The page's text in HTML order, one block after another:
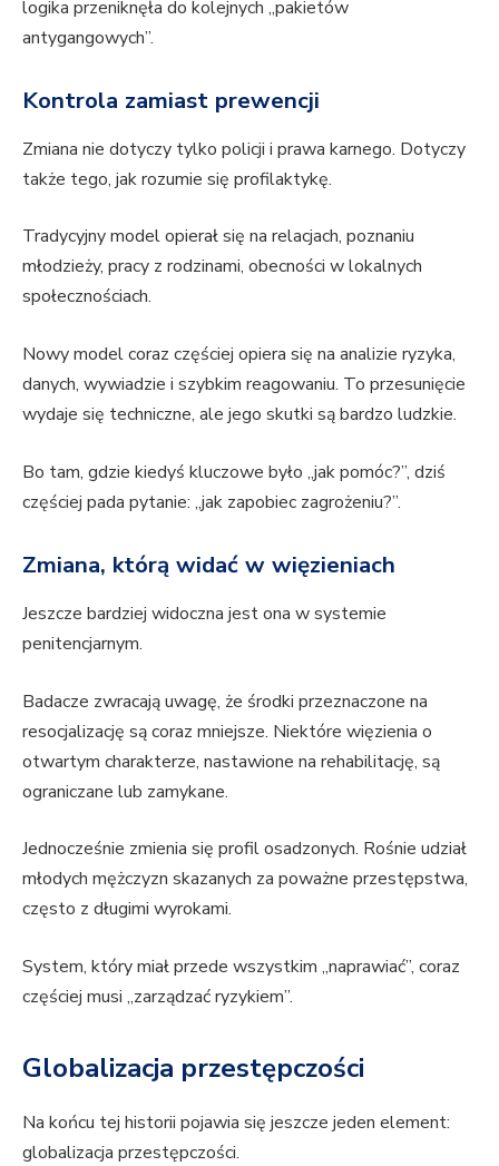
logika przeniknęła do kolejnych „pakietów
antygangowych”.
Kontrola zamiast prewencji
Zmiana nie dotyczy tylko policji i prawa karnego. Dotyczy
także tego, jak rozumie się profilaktykę.
Tradycyjny model opierał się na relacjach, poznaniu
młodzieży, pracy z rodzinami, obecności w lokalnych
społecznościach.
Nowy model coraz częściej opiera się na analizie ryzyka,
danych, wywiadzie i szybkim reagowaniu. To przesunięcie
wydaje się techniczne, ale jego skutki są bardzo ludzkie.
Bo tam, gdzie kiedyś kluczowe było „jak pomóc?”, dziś
częściej pada pytanie: „jak zapobiec zagrożeniu?”.
Zmiana, którą widać w więzieniach
Jeszcze bardziej widoczna jest ona w systemie
penitencjarnym.
Badacze zwracają uwagę, że środki przeznaczone na
resocjalizację są coraz mniejsze. Niektóre więzienia o
otwartym charakterze, nastawione na rehabilitację, są
ograniczane lub zamykane.
Jednocześnie zmienia się profil osadzonych. Rośnie udział
młodych mężczyzn skazanych za poważne przestępstwa,
często z długimi wyrokami.
System, który miał przede wszystkim „naprawiać”, coraz
częściej musi „zarządzać ryzykiem”.
Globalizacja przestępczości
Na końcu tej historii pojawia się jeszcze jeden element:
globalizacja przestępczości.